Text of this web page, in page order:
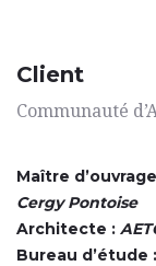
Client
Communauté
Maître
Cergy Pontoise
Architecte :
Bureau d’étude :